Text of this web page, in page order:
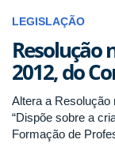
LEGISLAÇÃO
Resolução
2012, do
Altera a Resolução
“Dispõe sobre a
Formação de